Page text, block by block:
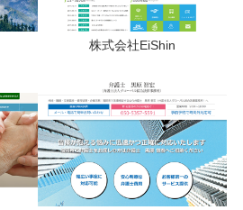
株式会社EiShin